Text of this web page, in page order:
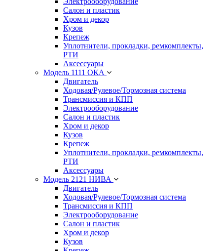
Салон и пластик
Хром и декор
Кузов
Крепеж
Уплотнители, прокладки, ремкомплекты,
РТИ
Аксессуары
Модель 1111 ОКА
Двигатель
Ходовая/Рулевое/Тормозная система
Трансмиссия и КПП
Электрооборудование
Салон и пластик
Хром и декор
Кузов
Крепеж
Уплотнители, прокладки, ремкомплекты,
РТИ
Аксессуары
Модель 2121 НИВА
Двигатель
Ходовая/Рулевое/Тормозная система
Трансмиссия и КПП
Электрооборудование
Салон и пластик
Хром и декор
Кузов